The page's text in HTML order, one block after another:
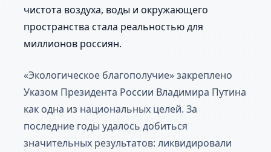
чистота воздуха, воды и окружающего
пространства стала реальностью для
миллионов россиян.
«Экологическое благополучие» закреплено
Указом Президента России Владимира Путина
как одна из национальных целей. За
последние годы удалось добиться
значительных результатов: ликвидировали